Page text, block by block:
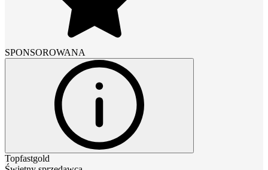
SPONSOROWANA
Topfastgold